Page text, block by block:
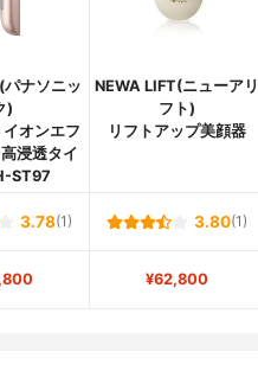
ナソニッ
)
オンエフ
浸透タイ
ST97
NEWA LIFT(ニューアリ
フト)
リフトアップ美顔器
3.78(1) 3.80(1)
¥62,800